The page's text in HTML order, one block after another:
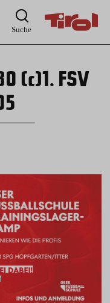
Suche
(c)1. FSV